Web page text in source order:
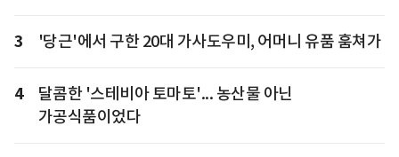
3 '당근'에서 구한 20대 가사도우미, 어머니 유품 훔쳐가
4
달콤한 '스테비아 토마토'... 농산물 아닌
가공식품이었다